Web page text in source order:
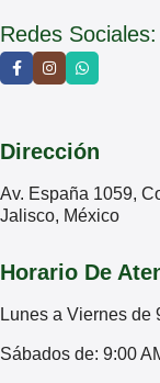
Redes Sociales:
Dirección
Av. España 1059,
Jalisco, México
Horario De
Lunes a Viernes de
Sábados de: 9:00